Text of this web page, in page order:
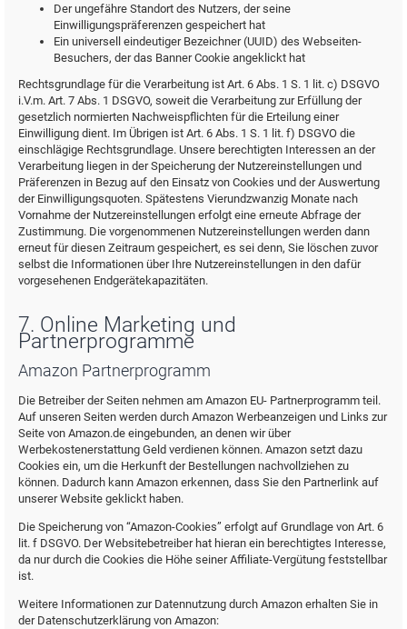
Der ungefähre Standort des Nutzers, der seine
Einwilligungspräferenzen gespeichert hat
Ein universell eindeutiger Bezeichner (UUID) des Webseiten-
Besuchers, der das Banner Cookie angeklickt hat
Rechtsgrundlage für die Verarbeitung ist Art. 6 Abs. 1 S. 1 lit. c) DSGVO
i.V.m. Art. 7 Abs. 1 DSGVO, soweit die Verarbeitung zur Erfüllung der
gesetzlich normierten Nachweispflichten für die Erteilung einer
Einwilligung dient. Im Übrigen ist Art. 6 Abs. 1 S. 1 lit. f) DSGVO die
einschlägige Rechtsgrundlage. Unsere berechtigten Interessen an der
Verarbeitung liegen in der Speicherung der Nutzereinstellungen und
Präferenzen in Bezug auf den Einsatz von Cookies und der Auswertung
der Einwilligungsquoten. Spätestens Vierundzwanzig Monate nach
Vornahme der Nutzereinstellungen erfolgt eine erneute Abfrage der
Zustimmung. Die vorgenommenen Nutzereinstellungen werden dann
erneut für diesen Zeitraum gespeichert, es sei denn, Sie löschen zuvor
selbst die Informationen über Ihre Nutzereinstellungen in den dafür
vorgesehenen Endgerätekapazitäten.
7. Online Marketing und
Partnerprogramme
Amazon Partnerprogramm
Die Betreiber der Seiten nehmen am Amazon EU- Partnerprogramm teil.
Auf unseren Seiten werden durch Amazon Werbeanzeigen und Links zur
Seite von Amazon.de eingebunden, an denen wir über
Werbekostenerstattung Geld verdienen können. Amazon setzt dazu
Cookies ein, um die Herkunft der Bestellungen nachvollziehen zu
können. Dadurch kann Amazon erkennen, dass Sie den Partnerlink auf
unserer Website geklickt haben.
Die Speicherung von “Amazon-Cookies” erfolgt auf Grundlage von Art. 6
lit. f DSGVO. Der Websitebetreiber hat hieran ein berechtigtes Interesse,
da nur durch die Cookies die Höhe seiner Affiliate-Vergütung feststellbar
ist.
Weitere Informationen zur Datennutzung durch Amazon erhalten Sie in
der Datenschutzerklärung von Amazon: